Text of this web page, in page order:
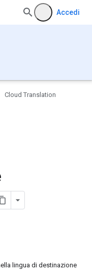
Accedi
Cloud Translation
lingua di destinazione